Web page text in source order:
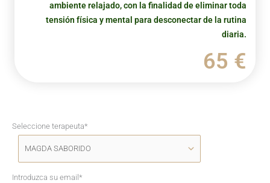
ambiente relajado, con la finalidad de eliminar toda
tensión física y mental para desconectar de la rutina
diaria.
65 €
Seleccione terapeuta*
Introduzca su email *